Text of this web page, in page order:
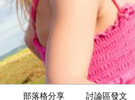
部落格分享
討論區發文